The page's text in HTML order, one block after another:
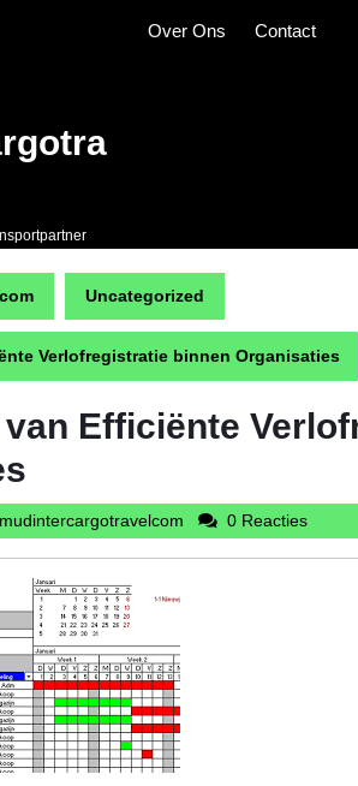
Over Ons Contact
Uncategorized
Verlofregistratie binnen Organisaties
Efficiënte
mudintercargotravelcom mudintercargotravelcom
0 Reacties